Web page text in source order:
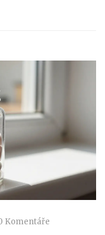
Komentáře